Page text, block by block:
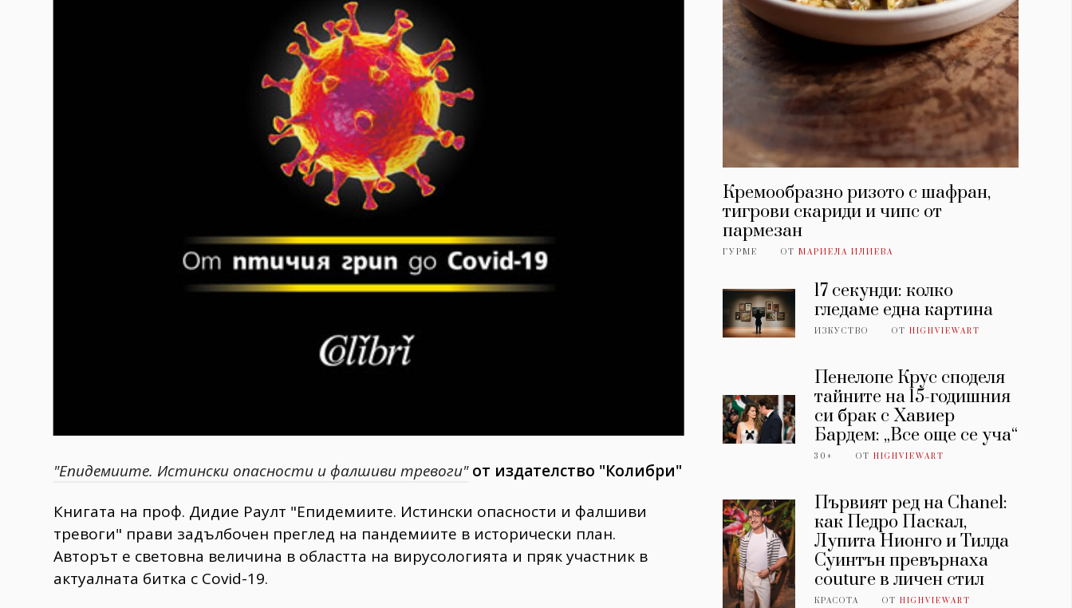
"Епидемиите. Истински опасности и фалшиви тревоги"от издателство "Колибри"
Книгата на проф. Дидие Раулт "Епидемиите. Истински опасности и фалшиви
тревоги" прави задълбочен преглед на пандемиите в исторически план.
Авторът е световна величина в областта на вирусологията и пряк участник в
актуалната битка с Covid-19.
Кремообразно ризото с шафран,
тигрови скариди и чипс от
пармезан
ГУРМЕ ОТ МАРИЕЛА ИЛИЕВА
17 секунди: колко
гледаме една картина
ИЗКУСТВО ОТHIGHVIEWART
Пенелопе Крус споделя
тайните на 15-годишния
си брак с Хавиер
Бардем: „Все още се уча“
30+ ОТHIGHVIEWART
Първият ред на Chanel:
как Педро Паскал,
Лупита Нионго и Тилда
Суинтън превърнаха
couture в личен стил
КРАСОТА ОТHIGHVIEWART